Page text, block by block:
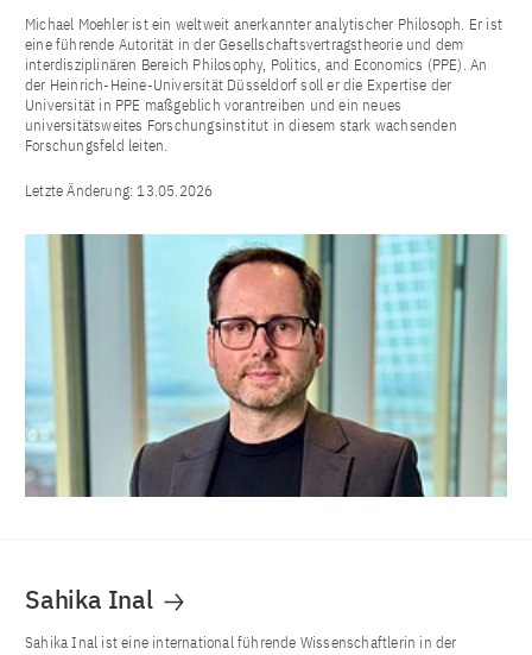
Michael Moehler ist ein weltweit anerkannter analytischer Philosoph. Er ist
eine führende Autorität in der Gesellschaftsvertragstheorie und dem
interdisziplinären Bereich Philosophy, Politics, and Economics (PPE). An
der Heinrich-Heine-Universität Düsseldorf soll er die Expertise der
Universität in PPE maßgeblich vorantreiben und ein neues
universitätsweites Forschungsinstitut in diesem stark wachsenden
Forschungsfeld leiten.
Letzte Änderung:13.05.2026
Sahika Inal
Sahika Inal ist eine international führende Wissenschaftlerin in der